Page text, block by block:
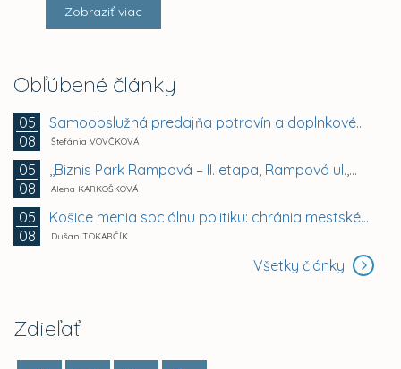
Zobraziť viac
Obľúbené články
05
08
Samoobslužná predajňa potravín a doplnkového tovaru
Štefánia VOVČKOVÁ
05
08
,,Biznis Park Rampová – II. etapa, Rampová ul.,...
Alena KARKOŠKOVÁ
05
08
Košice menia sociálnu politiku: chránia mestské byty...
Dušan TOKARČÍK
Všetky články
Zdieľať